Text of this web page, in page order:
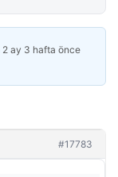
2 ay 3 hafta önce
#17783